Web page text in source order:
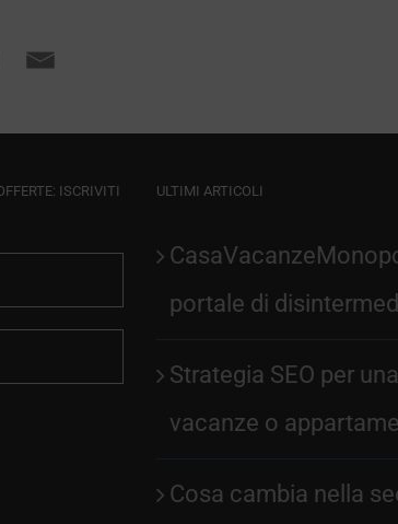
ISCRIVITI
ULTIMI ARTICOLI
portale di
Strategia SEO per
vacanze o
Cosa cambia nella